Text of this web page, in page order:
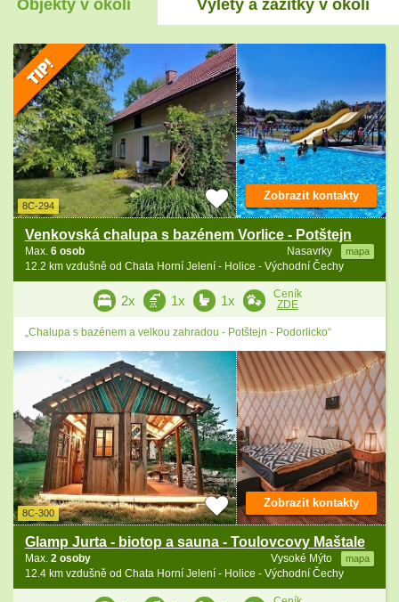
Objekty v okolí Výlety a zážitky v okolí
8C-294
Venkovská chalupa s bazénem Vorlice - Potštejn
Nasavrky mapa
Max. 6 osob
12.2 km vzdušně od Chata Horní Jelení - Holice - Východní Čechy
Zobrazit kontakty
2x 1x 1x
Ceník
ZDE
„Chalupa s bazénem a velkou zahradou - Potštejn - Podorlicko“
8C-300
Glamp Jurta - biotop a sauna - Toulovcovy Maštale
Vysoké Mýto mapa
Max. 2 osoby
12.4 km vzdušně od Chata Horní Jelení - Holice - Východní Čechy
Zobrazit kontakty